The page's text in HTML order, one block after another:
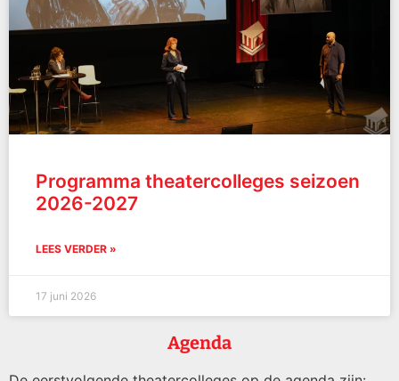
Programma theatercolleges seizoen
2026-2027
LEES VERDER »
17 juni 2026
Agenda